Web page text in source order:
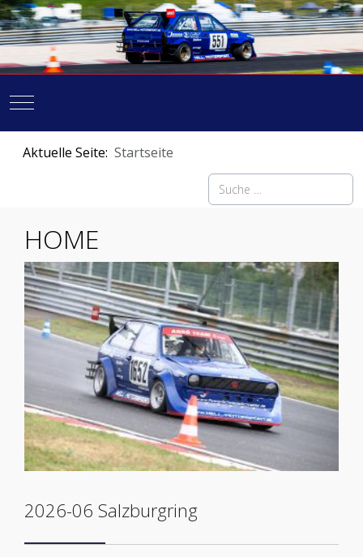
Mobile Menu Toggle
Aktuelle Seite: Startseite
Suchen
HOME
2026-06 Salzburgring